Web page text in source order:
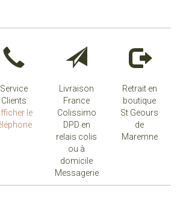
Service
Clients
le
Livraison
France
Colissimo
DPD en
relais colis
ou à
domicile
Messagerie
Retrait en
boutique
St Geours
de
Maremne